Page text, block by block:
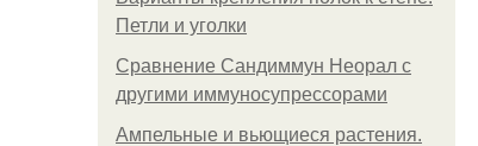
Петли и уголки
Сравнение Сандиммун Неорал с
другими иммуносупрессорами
Ампельные и вьющиеся растения.